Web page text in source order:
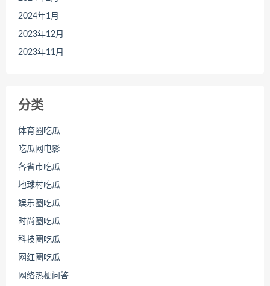
2024年1月
2023年12月
2023年11月
分类
体育圈吃瓜
吃瓜网电影
各省市吃瓜
地球村吃瓜
娱乐圈吃瓜
时尚圈吃瓜
科技圈吃瓜
网红圈吃瓜
网络热梗问答